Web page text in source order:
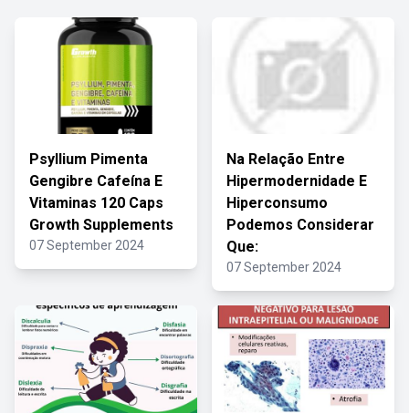
Psyllium Pimenta
Gengibre Cafeína E
Vitaminas 120 Caps
Growth Supplements
07 September 2024
Na Relação Entre
Hipermodernidade E
Hiperconsumo
Podemos Considerar
Que:
07 September 2024